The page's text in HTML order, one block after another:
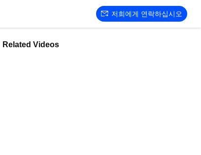
저희에게 연락하십시오
Related Videos